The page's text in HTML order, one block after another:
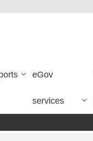
eGov
services